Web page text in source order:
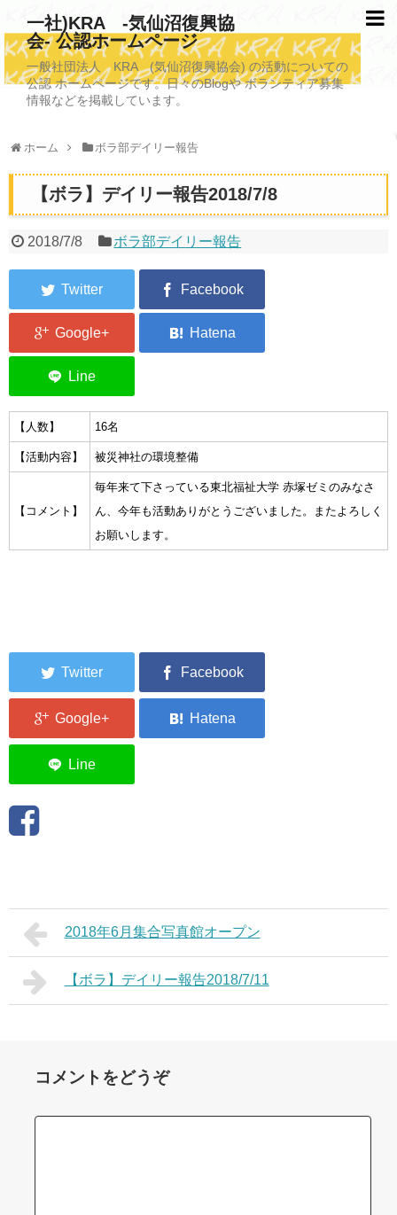
一社)KRA -気仙沼復興協
会- 公認ホームページ
一般社団法人 KRA (気仙沼復興協会) の活動についての
公認 ホームページです。日々のBlogや ボランティア募集
情報などを掲載しています。
ホーム ボラ部デイリー報告
【ボラ】デイリー報告2018/7/8
2018/7/8 ボラ部デイリー報告
【人数】 16名
【活動内容】 被災神社の環境整備
【コメント】
毎年来て下さっている東北福祉大学 赤塚ゼミのみなさ
ん、今年も活動ありがとうございました。またよろしく
お願いします。
2018年6月集合写真館オープン
【ボラ】デイリー報告2018/7/11
コメントをどうぞ
TOPページ
KRAについて
写真救済事業
福祉事業
埋蔵発掘/資料整備事業
2026年3月11日捜索活動ボランティア募集 NEW
集中捜索活動の記録
ボランティア募集要項
ボランティアさん集合写真館
被災者支援活動【休止中】
編みっ娘たち紹介
リンク
お問い合わせ